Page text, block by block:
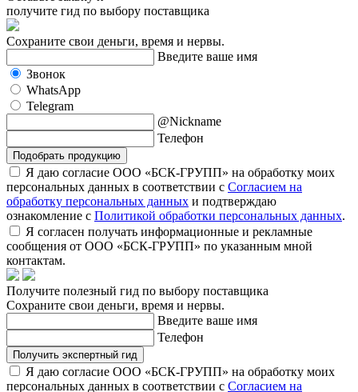
получите гид по выбору поставщика
Сохраните свои деньги, время и нервы.
Введите ваше имя
Звонок
WhatsApp
Telegram
@Nickname
Телефон
Подобрать продукцию
Я даю согласие ООО «БСК-ГРУПП» на обработку моих
персональных данных в соответствии с Согласием на
обработку персональных данных и подтверждаю
ознакомление с Политикой обработки персональных данных.
Я согласен получать информационные и рекламные
сообщения от ООО «БСК-ГРУПП» по указанным мной
контактам.
Получите полезный гид по выбору поставщика
Сохраните свои деньги, время и нервы.
Введите ваше имя
Телефон
Получить экспертный гид
Я даю согласие ООО «БСК-ГРУПП» на обработку моих
персональных данных в соответствии с Согласием на